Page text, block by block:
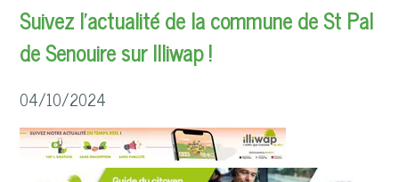
Suivez l'actualité de la commune de St Pal
de Senouire sur Illiwap !
04/10/2024